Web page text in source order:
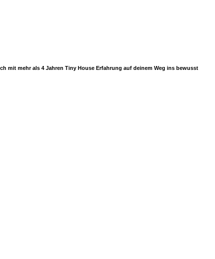
mit mehr als 4 Jahren Tiny House Erfahrung auf deinem Weg ins bewusst